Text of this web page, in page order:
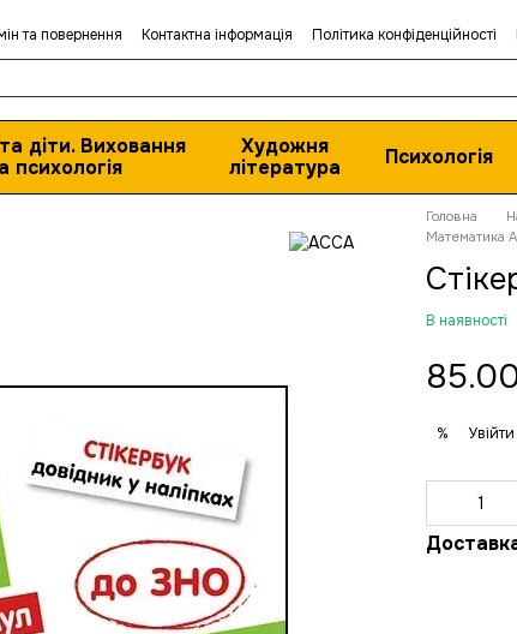
та повернення Контактна інформація Політика конфіденційності
діти. Виховання
психологія
Художня
література
Психологія
Головна
Математика
В наявності
% Увійти